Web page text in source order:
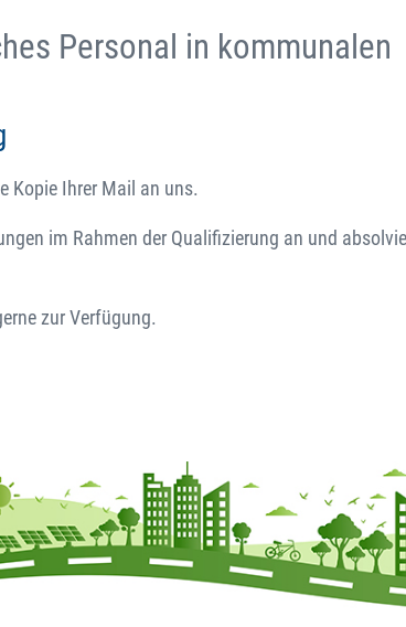
Personal in kommunalen
Kopie Ihrer Mail an uns.
im Rahmen der Qualifizierung an und
zur Verfügung.